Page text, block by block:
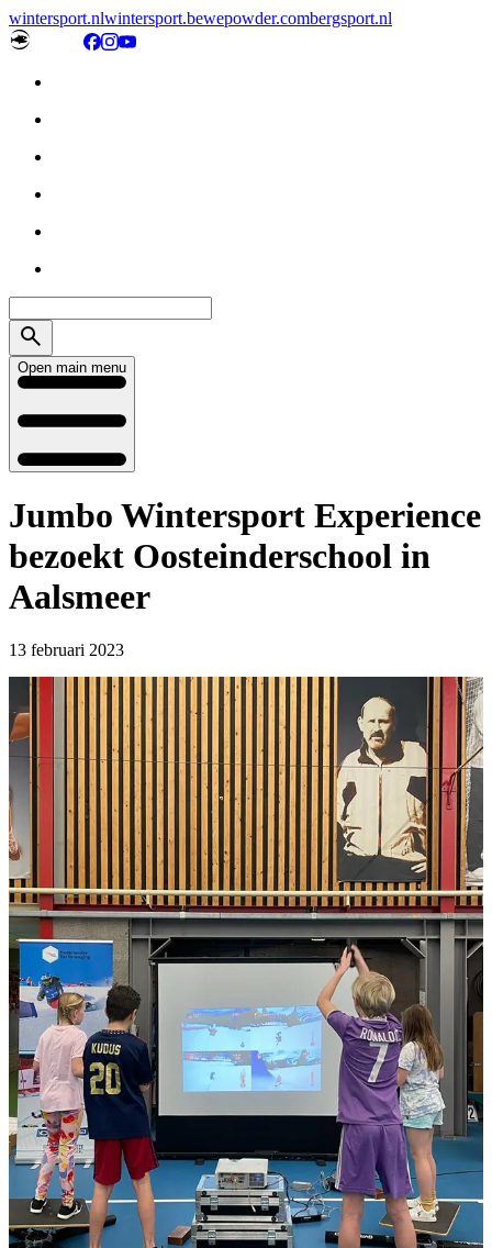
wintersport.nlwintersport.bewepowder.combergsport.nl
Open main menu
Jumbo Wintersport Experience
bezoekt Oosteinderschool in
Aalsmeer
13 februari 2023